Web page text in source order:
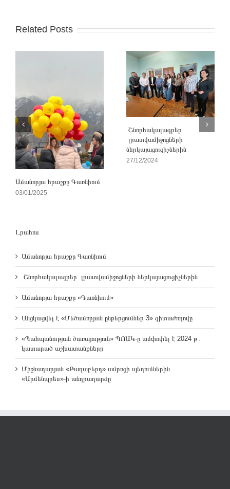
Related Posts
Ամանորյա հրաշքը Գառնիում
03/01/2025
Շնորհակալագրեր
լրատվամիջոցների
ներկայացուցիչներին
27/12/2024
Լրահոս
Ամանորյա հրաշքը Գառնիում
Շնորհակալագրեր լրատվամիջոցների ներկայացուցիչներին
Ամանորյա հրաշքը «Գառնիում»
Անցկացվել է «Մեծամորյան ընթերցումներ 3» գիտաժողովը
«Պահպանության ծառայություն» ՊՈԱԿ-ը ամփոփել է 2024 թ․
կատարած աշխատանքները
Միջնադարյան «Բաղաբերդ» ամրոցի պեղումներին
«Արմենպրես»-ի անդրադարձը